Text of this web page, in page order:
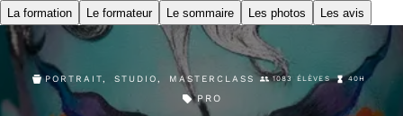
La formation Le formateur Le sommaire Les photos Les avis
PORTRAIT STUDIO , MASTERCLASS 1083 ÉLÈVES 40H
PRO